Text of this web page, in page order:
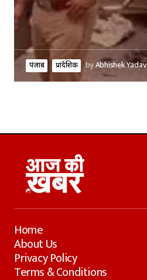
पंजाब प्रादेशिक byAbhishek Yadav
Home
About Us
Privacy Policy
Terms & Conditions